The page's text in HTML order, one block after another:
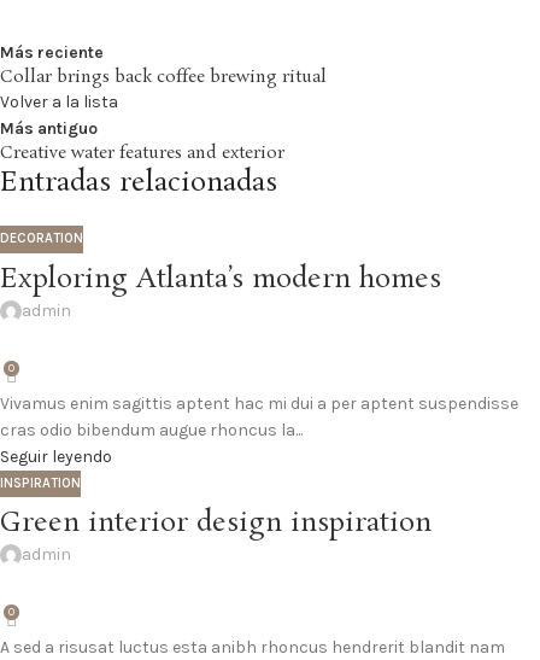
Más reciente
Collar brings back coffee brewing ritual
Volver a la lista
Más antiguo
Creative water features and exterior
Entradas relacionadas
DECORATION
Exploring Atlanta’s modern homes
admin
0
Vivamus enim sagittis aptent hac mi dui a per aptent suspendisse
cras odio bibendum augue rhoncus la...
Seguir leyendo
INSPIRATION
Green interior design inspiration
admin
0
A sed a risusat luctus esta anibh rhoncus hendrerit blandit nam